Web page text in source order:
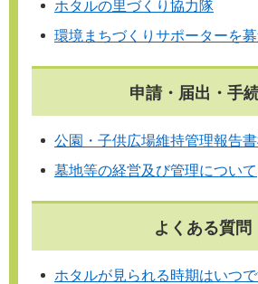
ホタルの里づくり協力隊
環境まちづくりサポーターを
申請・届出・手
公園・子供広場維持管理報告
墓地等の経営及び管理について
よくある質問
ホタルが見られる時期はいつ